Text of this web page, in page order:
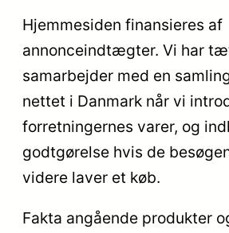
Hjemmesiden finansieres af
annonceindtægter. Vi har
samarbejder med en
nettet i Danmark når vi
forretningernes varer, og
godtgørelse hvis de
videre laver et køb.
Fakta angående produkter